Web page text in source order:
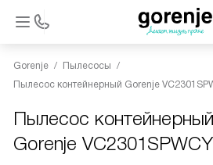
Gorenje
Пылесосы
Пылесос контейнерный Gorenje
Пылесос контейнерный
Gorenje VC2301SPWCY